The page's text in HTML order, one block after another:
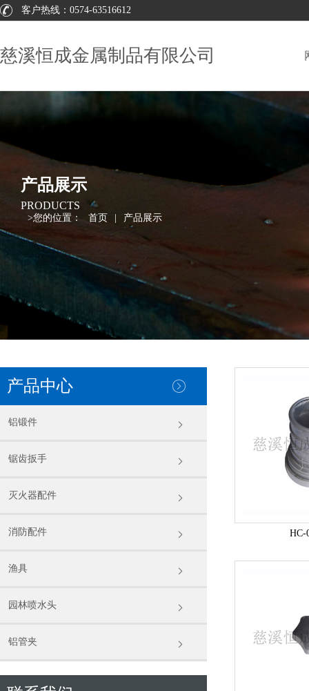
客户热线： 0574-63516612
慈溪恒成金属制品有限公司
产品展示
PRODUCTS
>您的位置： 首页 产品展示
产品中心
铝锻件
锯齿扳手
灭火器配件
消防配件
渔具
园林喷水头
铝管夹
HC-